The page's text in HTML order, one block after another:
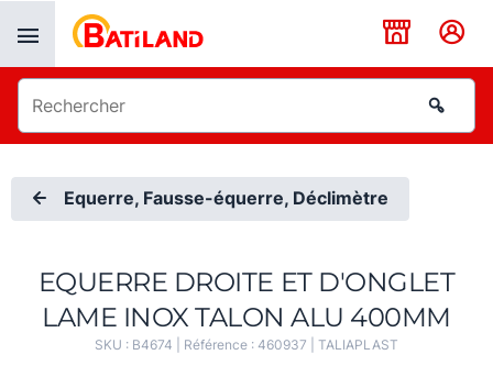
Equerre, Fausse-équerre, Déclimètre
EQUERRE DROITE ET D'ONGLET
LAME INOX TALON ALU 400MM
SKU : B4674 | Référence : 460937 TALIAPLAST
Panneau de gestion des cookies